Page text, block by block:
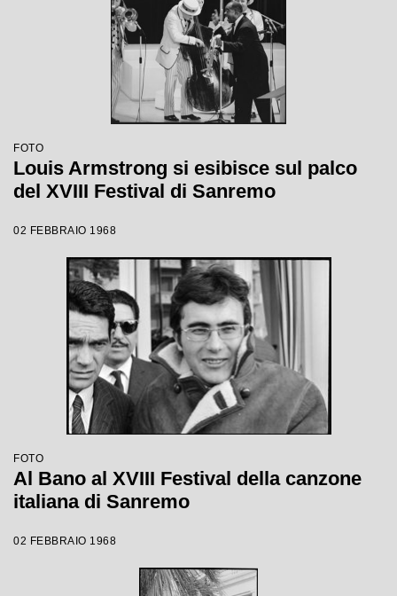
FOTO
Louis Armstrong si esibisce sul palco
del XVIII Festival di Sanremo
02 FEBBRAIO 1968
FOTO
Al Bano al XVIII Festival della canzone
italiana di Sanremo
02 FEBBRAIO 1968